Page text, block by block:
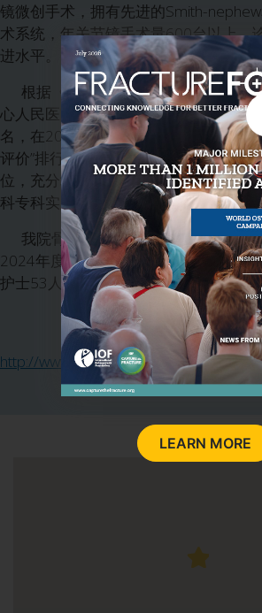
镜微创手术，拥有先进的Smith-
术系统，年关节镜手术量600台以上，
进水平。
根据《中国医院竞争力报告（2022
心人民医院骨科在2021届全国地级市
名，在2021年“广东省三级综合医院18
评价”排行榜全省127家三级综合医院
位，充分彰显了科室学科建设的核心
科专科实力跃入全国地级市医院前列，
我院骨科2024年度门诊共诊治患者
2024年度住院人数约5600余人。我院
护士53人、209张床位、年度手术量约
http://www.hzch.gd.cn
LEARN MORE